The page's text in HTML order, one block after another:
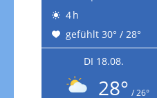
4 h
gefühlt 30° / 28°
DI 18.08.
28° / 26°